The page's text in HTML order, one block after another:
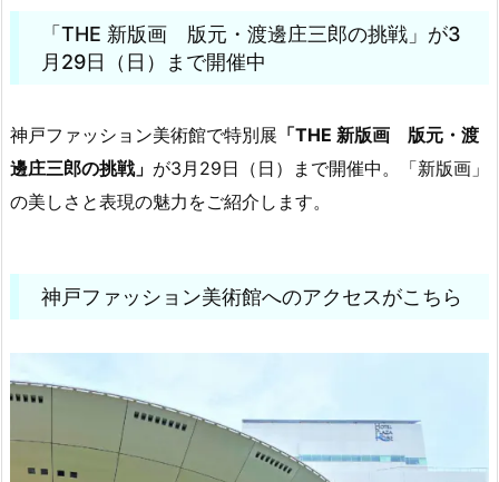
「THE 新版画 版元・渡邊庄三郎の挑戦」が3
月29日（日）まで開催中
神戸ファッション美術館で特別展 「THE 新版画 版元・渡
邊庄三郎の挑戦」 が3月29日（日）まで開催中。「新版画」
の美しさと表現の魅力をご紹介します。
神戸ファッション美術館へのアクセスがこちら